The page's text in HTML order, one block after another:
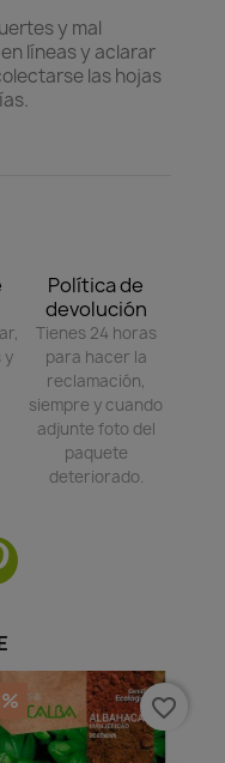
y mal
líneas y aclarar
las hojas
y
Política de
devolución
Tienes 24 horas
para hacer la
reclamación,
siempre y cuando
adjunte foto del
paquete
deteriorado.
favorite_border